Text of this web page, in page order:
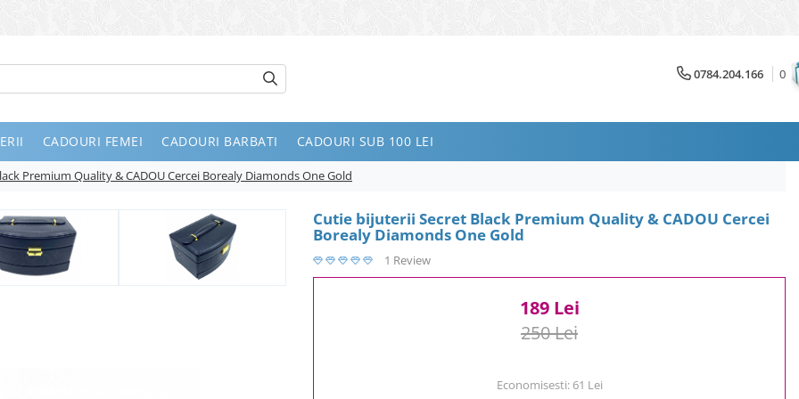
0784.204.166 0
CADOURI FEMEI CADOURI BARBATI CADOURI SUB 100 LEI
Premium Quality & CADOU Cercei Borealy Diamonds One Gold
Cutie bijuterii Secret Black Premium Quality & CADOU Cercei
Borealy Diamonds One Gold
1 Review
189 Lei
250 Lei
Economisesti: 61 Lei